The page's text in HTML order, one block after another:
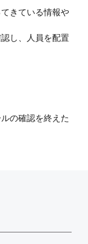
きている情報や
し、人員を配置
の確認を終えた